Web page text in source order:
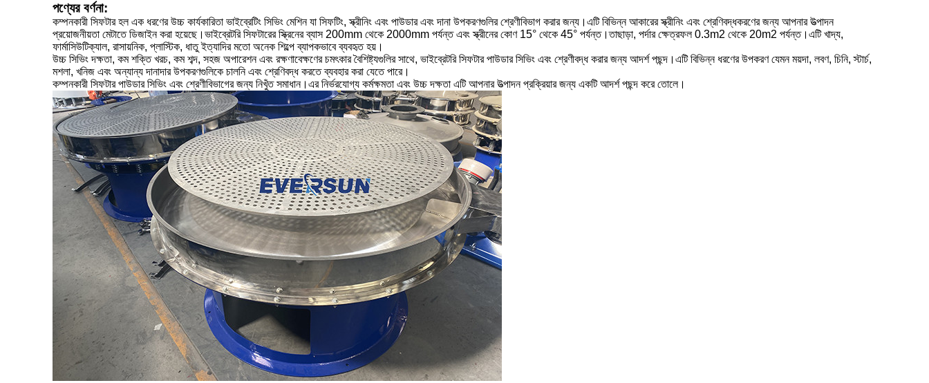
পণ্যের বর্ণনা:
কম্পনকারী সিফটার হল এক ধরণের উচ্চ কার্যকারিতা ভাইব্রেটিং সিভিং মেশিন যা সিফটিং, স্ক্রীনিং এবং পাউডার এবং দানা উপকরণগুলির শ্রেণীবিভাগ করার জন্য।এটি বিভিন্ন আকারের স্ক্রীনিং এবং শ্রেণিবদ্ধকরণের জন্য আপনার উত্পাদন
প্রয়োজনীয়তা মেটাতে ডিজাইন করা হয়েছে।ভাইব্রেটরি সিফটারের স্ক্রিনের ব্যাস 200mm থেকে 2000mm পর্যন্ত এবং স্ক্রীনের কোণ 15° থেকে 45° পর্যন্ত।তাছাড়া, পর্দার ক্ষেত্রফল 0.3m2 থেকে 20m2 পর্যন্ত।এটি খাদ্য,
ফার্মাসিউটিক্যাল, রাসায়নিক, প্লাস্টিক, ধাতু ইত্যাদির মতো অনেক শিল্পে ব্যাপকভাবে ব্যবহৃত হয়।
উচ্চ সিভিং দক্ষতা, কম শক্তি খরচ, কম শব্দ, সহজ অপারেশন এবং রক্ষণাবেক্ষণের চমৎকার বৈশিষ্ট্যগুলির সাথে, ভাইব্রেটরি সিফটার পাউডার সিভিং এবং শ্রেণীবদ্ধ করার জন্য আদর্শ পছন্দ।এটি বিভিন্ন ধরণের উপকরণ যেমন ময়দা, লবণ, চিনি, স্টার্চ,
মশলা, খনিজ এবং অন্যান্য দানাদার উপকরণগুলিকে চালনি এবং শ্রেণিবদ্ধ করতে ব্যবহার করা যেতে পারে।
কম্পনকারী সিফটার পাউডার সিভিং এবং শ্রেণীবিভাগের জন্য নিখুঁত সমাধান।এর নির্ভরযোগ্য কর্মক্ষমতা এবং উচ্চ দক্ষতা এটি আপনার উত্পাদন প্রক্রিয়ার জন্য একটি আদর্শ পছন্দ করে তোলে।